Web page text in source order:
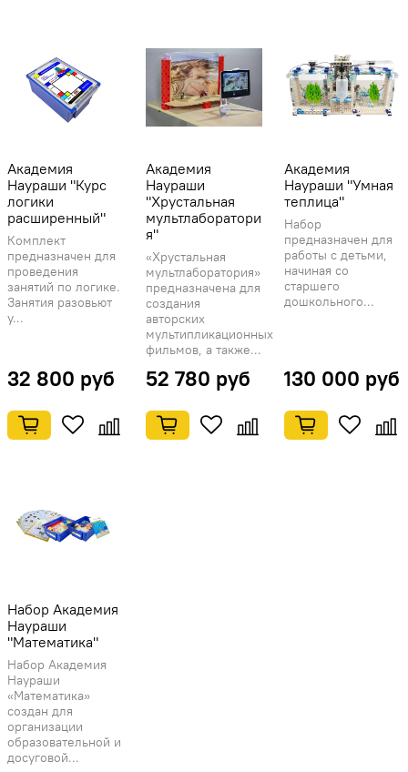
Академия
Наураши "Курс
логики
расширенный"
Комплект
предназначен для
проведения
занятий по логике.
Занятия разовьют
у...
32 800 руб
Академия
Наураши
"Хрустальная
мультлаборатори
я"
«Хрустальная
мультлаборатория»
предназначена для
создания
авторских
мультипликационных
фильмов, а также...
52 780 руб
Академия
Наураши "Умная
теплица"
Набор
предназначен для
работы с детьми,
начиная со
старшего
дошкольного...
130 000 руб
Набор Академия
Наураши
"Математика"
Набор Академия
Наураши
«Математика»
создан для
организации
образовательной и
досуговой...